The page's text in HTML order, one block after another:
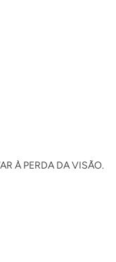
À PERDA DA VISÃO.